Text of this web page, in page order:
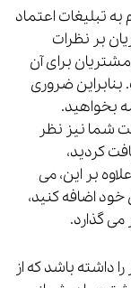
تبلیغات اعتماد
از مشتریان بر نظرات
برای آن
ضروری
بخواهید.
شما نیز نظر
کردید،
بر این، می
اضافه کنید،
گذارد.
داشته باشد که از